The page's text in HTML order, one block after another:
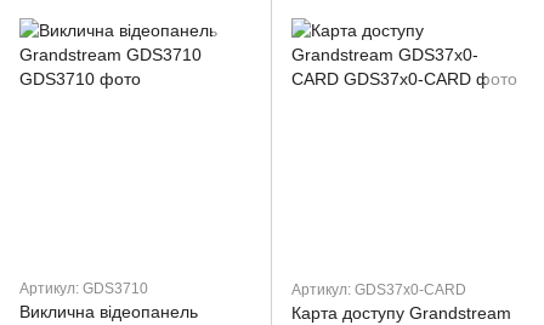
Артикул: GDS3710
Виклична відеопанель
Артикул: GDS37x0-CARD
Карта доступу Grandstream